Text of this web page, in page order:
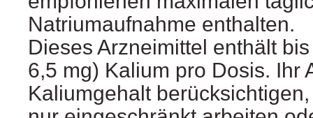
Natriumaufnahme enthalten.
Dieses Arzneimittel enthält
6,5 mg) Kalium pro Dosis. Ihr
Kaliumgehalt